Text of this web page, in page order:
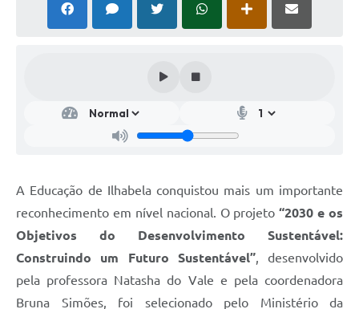
A Educação de Ilhabela conquistou mais um importante
reconhecimento em nível nacional. O projeto“2030 e os
Objetivos do Desenvolvimento Sustentável:
Construindo um Futuro Sustentável”, desenvolvido
pela professora Natasha do Vale e pela coordenadora
Bruna Simões, foi selecionado pelo Ministério da